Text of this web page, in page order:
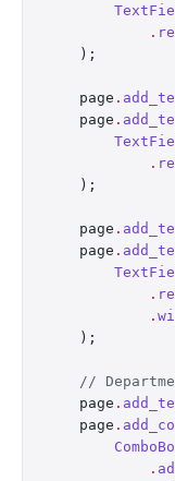
            .
    );
    page
.
    page
.
            .
    );
    page
.
    page
.
            .
            .
    );
//
    page
.
    page
.
            .